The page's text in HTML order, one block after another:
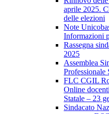
aprile 2025.
delle elezioni
Note
Informazioni
Rassegna
2025
Assemblea
Professionale
FLC CGIL
Online
Statale – 23
Sindacato